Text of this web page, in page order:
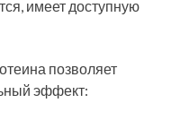
имеет доступную
позволяет
эффект: